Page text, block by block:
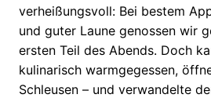
verheißungsvoll: Bei bestem
und guter Laune genossen wir
ersten Teil des Abends. Doch
kulinarisch warmgegessen,
Schleusen – und verwandelte